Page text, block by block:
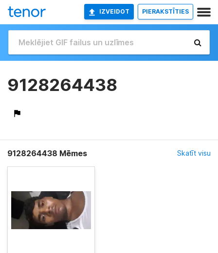
IZVEIDOT PIERAKSTĪTIES
9128264438
9128264438 Mēmes Skatīt visu